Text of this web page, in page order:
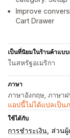
Improve
Cart Drawer
เป็นที่นิยมในร้านค้าแบ
ในสหรัฐอเมริกา
ภาษา
ภาษาอังกฤษ, ภาษา
แอปนี้ไม่ได้แปลเป็น
ใช้ได้กับ
การชำระเงิน ส่วน